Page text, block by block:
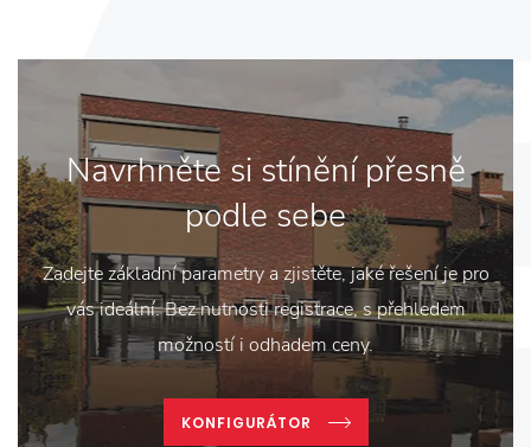
Navrhněte si stínění přesně
podle sebe
Zadejte základní parametry a zjistěte, jaké řešení je pro
vás ideální. Bez nutnosti registrace, s přehledem
možností i odhadem ceny.
KONFIGURÁTOR